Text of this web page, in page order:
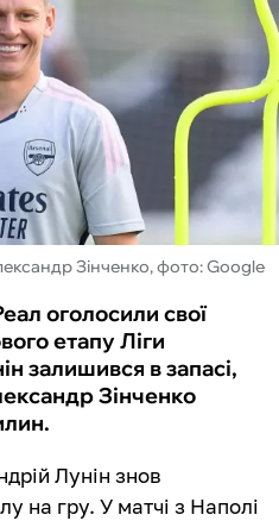
Зінченко, фото: Google
оголосили свої
етапу Ліги
залишився в запасі,
Зінченко
Лунін знов
на гру. У матчі з Наполі